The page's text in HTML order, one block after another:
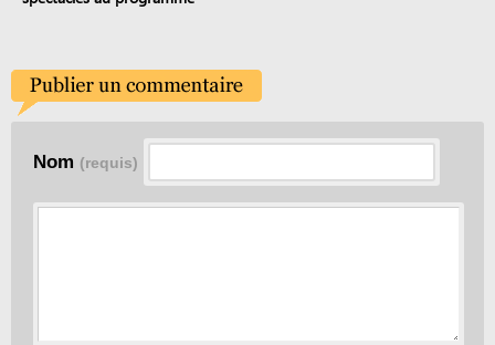
Nom (requis)